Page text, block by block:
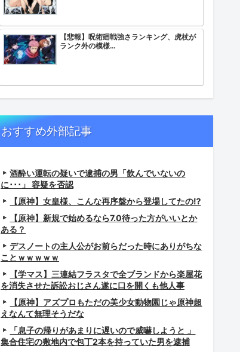
【悲報】呪術廻戦強さランキング、虎杖が
ランク外の模様…
おすすめ外部記事
酒酔い運転の疑いで逮捕の男「飲んでいないの
に･･･」 容疑を否認
【原神】女皇様、こんな再序盤から登場してたの⁉
【原神】新規で始めるなら7.0待った方がいいとか
ある？
デスノートの主人公がお前らだった時にありがちな
ことｗｗｗｗｗ
【学マス】三連結フラスタで全ブランドから楽屋花
を消失させた訴訟おじさん遂に口を開くも他人事
【原神】アズプロもただの美少女動物園じゃ原神超
えなんて無理そうだな
「息子の帰りがあまりに遅いので威嚇しようと 」
集合住宅の敷地内で包丁2本を持っていた男を逮捕